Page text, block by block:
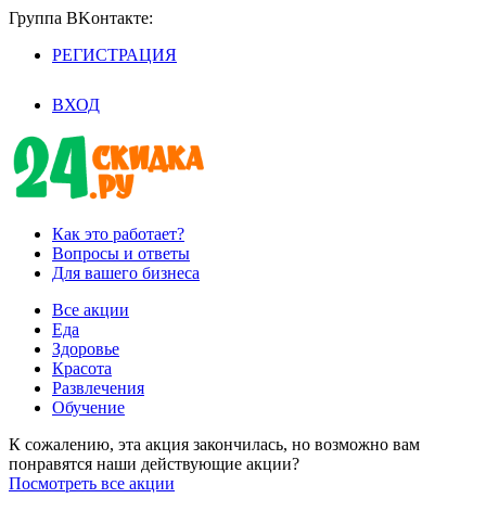
Группа BKoнтaктe:
РЕГИСТРАЦИЯ
ВХОД
Как это работает?
Вопросы и ответы
Для вашего бизнеса
Все акции
Еда
Здоровье
Красота
Развлечения
Обучение
К сожалению, эта акция закончилась, но возможно вам
понравятся наши действующие акции?
Посмотреть все акции